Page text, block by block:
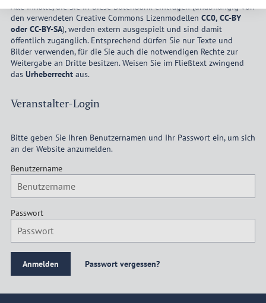
Alle Inhalte, die Sie in diese Datenbank eintragen (unabhängig von
den verwendeten Creative Commons Lizenmodellen CC0, CC-BY
oder CC-BY-SA), werden extern ausgespielt und sind damit
öffentlich zugänglich. Entsprechend dürfen Sie nur Texte und
Bilder verwenden, für die Sie auch die notwendigen Rechte zur
Weitergabe an Dritte besitzen. Weisen Sie im Fließtext zwingend
das Urheberrechtaus.
Veranstalter-Login
Bitte geben Sie Ihren Benutzernamen und Ihr Passwort ein, um sich
an der Website anzumelden.
Benutzername
Passwort
Passwort vergessen?